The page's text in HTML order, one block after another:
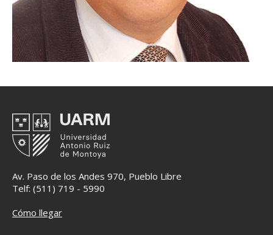
Av. Paso de los Andes 970, Pueblo Libre
Telf: (511) 719 - 5990
Cómo llegar